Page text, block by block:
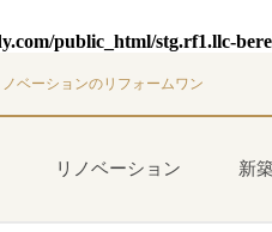
public_html/stg.rf1.llc-
ベーションのリフォームワン
リノベーション 新